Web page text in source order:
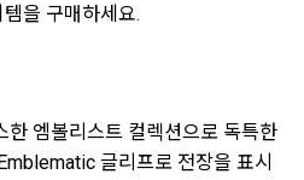
을 구매하세요.
한 엠볼리스트 컬렉션으로 독특한
글리프로 전장을 표시